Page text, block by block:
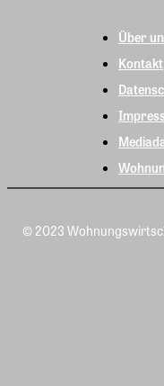
Über
Kontakt
© 2023